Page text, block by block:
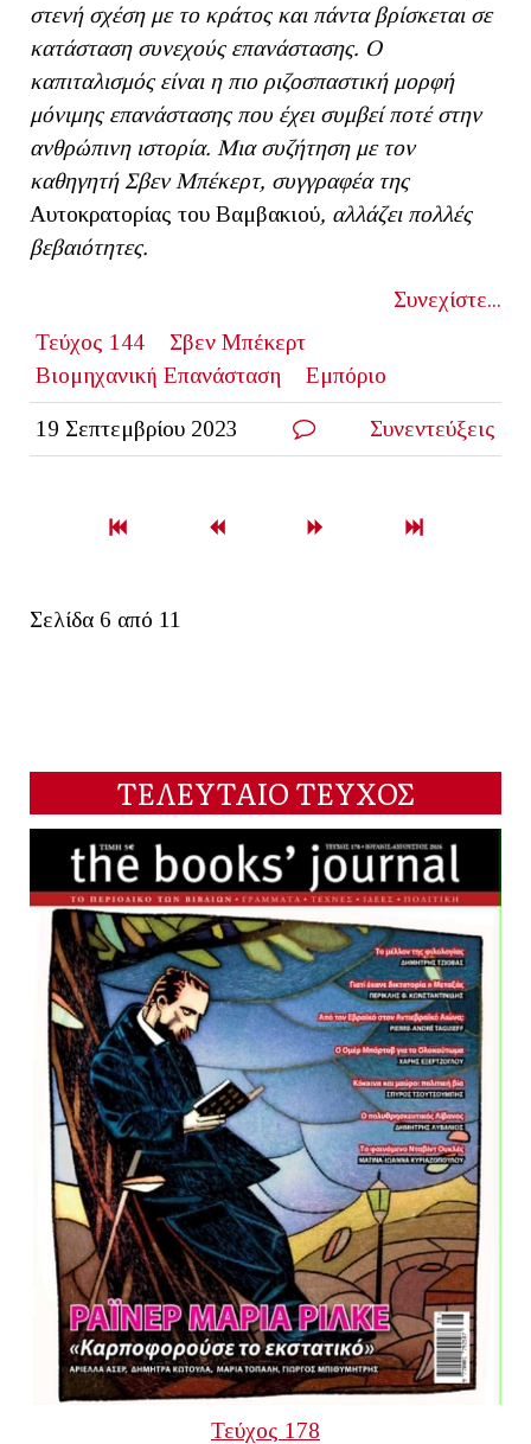
στενή σχέση με το κράτος και πάντα βρίσκεται σε
κατάσταση συνεχούς επανάστασης. Ο
καπιταλισμός είναι η πιο ριζοσπαστική μορφή
μόνιμης επανάστασης που έχει συμβεί ποτέ στην
ανθρώπινη ιστορία. Μια συζήτηση με τον
καθηγητή Σβεν Μπέκερτ, συγγραφέα της
Αυτοκρατορίας του Βαμβακιού, αλλάζει πολλές
βεβαιότητες.
Συνεχίστε...
Τεύχος 144
Σβεν Μπέκερτ
Βιομηχανική Επανάσταση
Εμπόριο
19 Σεπτεμβρίου 2023 Συνεντεύξεις
Σελίδα 6 από 11
ΤΕΛΕΥΤΑΙΟ ΤΕΥΧΟΣ
Τεύχος 178